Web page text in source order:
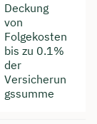
Deckung
von
Folgekosten
bis zu 0.1%
der
Versicherun
gssumme